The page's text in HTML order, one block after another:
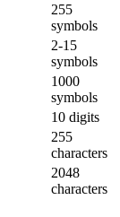
255
symbols
2-15
symbols
1000
symbols
10 digits
255
characters
2048
characters